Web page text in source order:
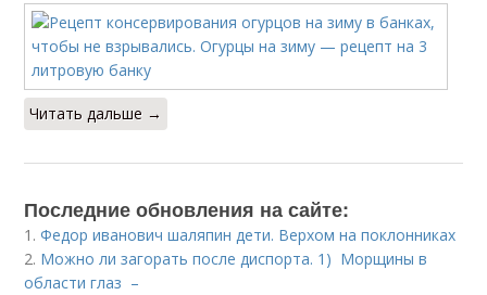
Читать дальше →
Последние обновления на сайте:
1.Федор иванович шаляпин дети. Верхом на поклонниках
2. Можно ли загорать после диспорта. 1) Морщины в
области глаз –